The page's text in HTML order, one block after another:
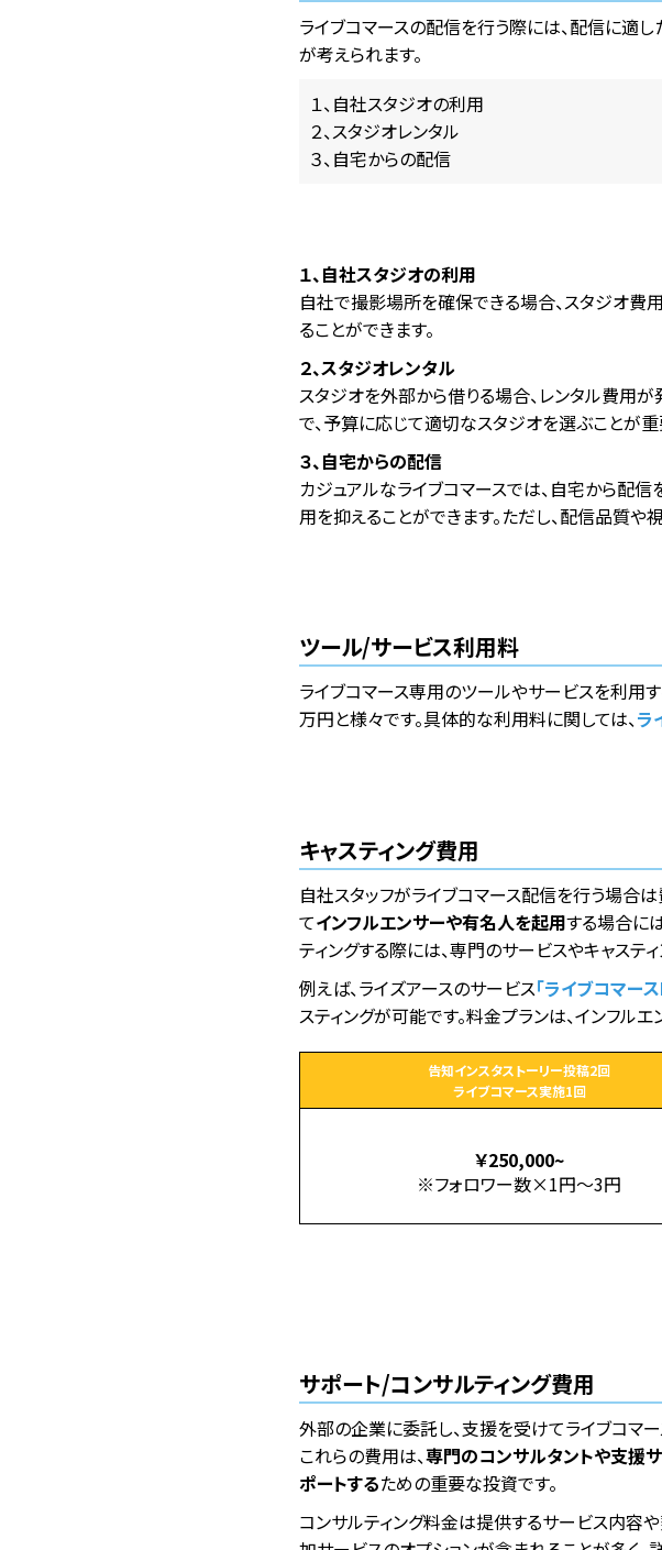
ライブコマースの配信を行う際には、配信に適
が考えられます。
１、自社スタジオの利用
２、スタジオレンタル
３、自宅からの配信
１、自社スタジオの利用
自社で撮影場所を確保できる場合、スタジオ費
ることができます。
２、​スタジオレンタル
スタジオを外部から借りる場合、レンタル費用
で、予算に応じて適切なスタジオを選ぶことが重
３、自宅からの配信
カジュアルなライブコマースでは、自宅から配
用を抑えることができます。ただし、配信品質
ツール/サービス利用料
ライブコマース専用のツールやサービスを利用
万円と様々です。具体的な利用料に関しては、ラ
キャスティング費用
自社スタッフがライブコマース配信を行う場合
てインフルエンサーや有名人を起用する場合に
ティングする際には、専門のサービスやキャステ
例えば、ライズアースのサービス「ライブコマース
スティングが可能です。料金プランは、インフル
告知インスタストーリー投稿2回
ライブコマース実施1回
￥250,000~
※フォロワー数×1円〜3円
サポート/コンサルティング費用
外部の企業に委託し、支援を受けてライブコマ
これらの費用は、専門のコンサルタントや支援
ポートするための重要な投資です。
コンサルティング料金は提供するサービス内容